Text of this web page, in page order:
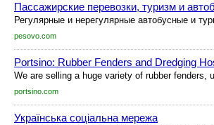
Пассажирские перевозки, туризм и
Регулярные и нерегулярные автобусные и
pesovo.com
Portsino: Rubber Fenders and Dredging
We are selling a huge variety of rubber fenders,
portsino.com
Українська соціальна мережа